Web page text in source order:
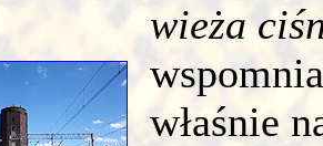
wieża
właśnie